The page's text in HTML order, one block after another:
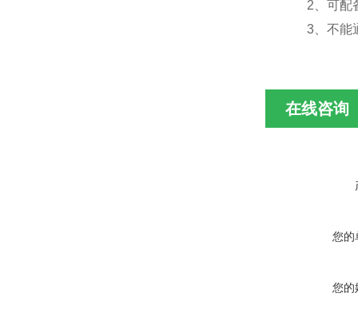
2、可配备
3、不能通
在线咨询
您的
您的